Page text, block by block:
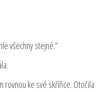
všechny stejné.“
rovnou ke své skříňce. Otočila